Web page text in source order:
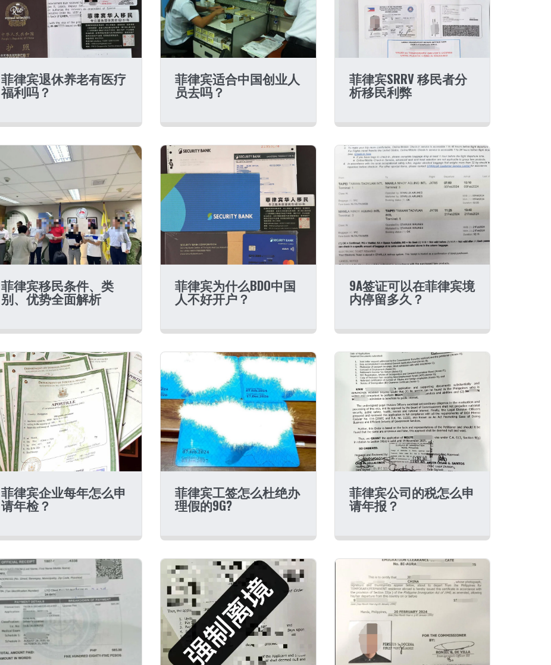
菲律宾退休养老有医疗
福利吗？
菲律宾适合中国创业人
员去吗？
菲律宾SRRV 移民者分
析移民利弊
菲律宾移民条件、类
别、优势全面解析
菲律宾为什么BDO中国
人不好开户？
9A签证可以在菲律宾境
内停留多久？
菲律宾企业每年怎么申
请年检？
菲律宾工签怎么杜绝办
理假的9G?
菲律宾公司的税怎么申
请年报？